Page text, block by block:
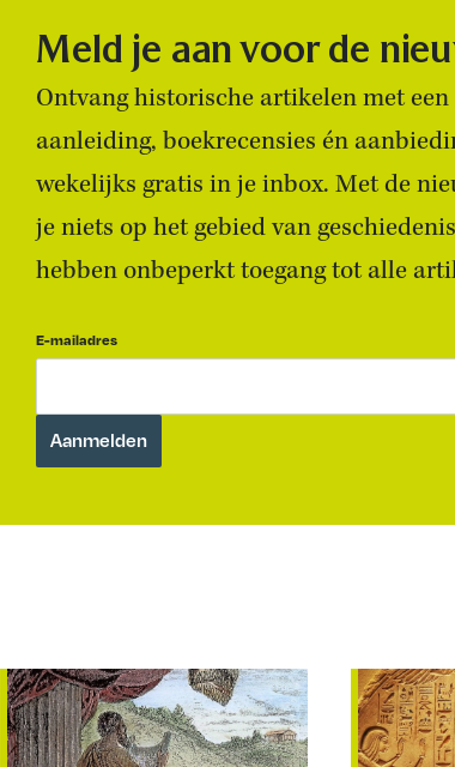
Meld je aan voor de
Ontvang historische artikelen met
aanleiding, boekrecensies én
wekelijks gratis in je inbox. Met de
je niets op het gebied van
hebben onbeperkt toegang tot alle
E-mailadres